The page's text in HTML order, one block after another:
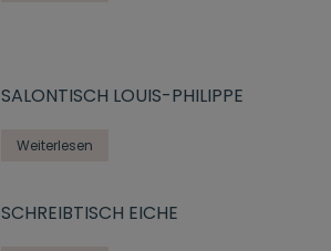
SALONTISCH LOUIS-PHILIPPE
Weiterlesen
SCHREIBTISCH EICHE